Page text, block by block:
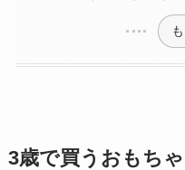
3歳で買うおもち